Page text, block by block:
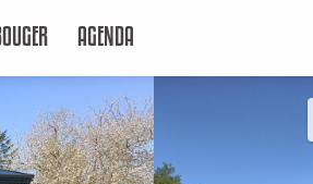
AGENDA